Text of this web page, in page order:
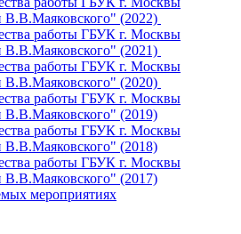
В.В.Маяковского" (2022)
работы ГБУК г. Москвы
В.В.Маяковского" (2021)
работы ГБУК г. Москвы
В.В.Маяковского" (2020)
работы ГБУК г. Москвы
В.В.Маяковского" (2019)
работы ГБУК г. Москвы
В.В.Маяковского" (2018)
работы ГБУК г. Москвы
В.В.Маяковского" (2017)
мероприятиях